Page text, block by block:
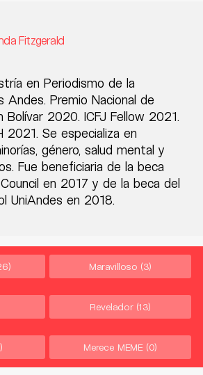
Fitzgerald
en Periodismo de la
Andes. Premio Nacional de
Bolívar 2020. ICFJ Fellow 2021.
2021. Se especializa en
género, salud mental y
Fue beneficiaria de la beca
en 2017 y de la beca del
UniAndes en 2018.
Maravilloso (3)
Revelador (13)
Merece MEME (0)